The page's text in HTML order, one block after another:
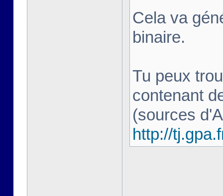
Cela va
binaire.
Tu peux
contenant
(sources
http://